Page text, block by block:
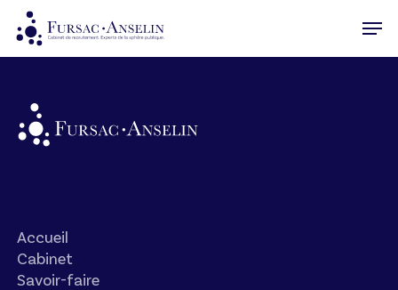
Skip
Accueil
Cabinet
Savoir-faire
Close